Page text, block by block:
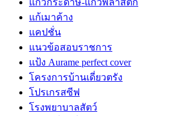
แก้เมาค้าง
แคปชั่น
แนวข้อสอบราชการ
แป้ง Aurame perfect cover
โครงการบ้านเดี่ยวตรัง
โปรเกรสซีฟ
โรงพยาบาลสัตว์